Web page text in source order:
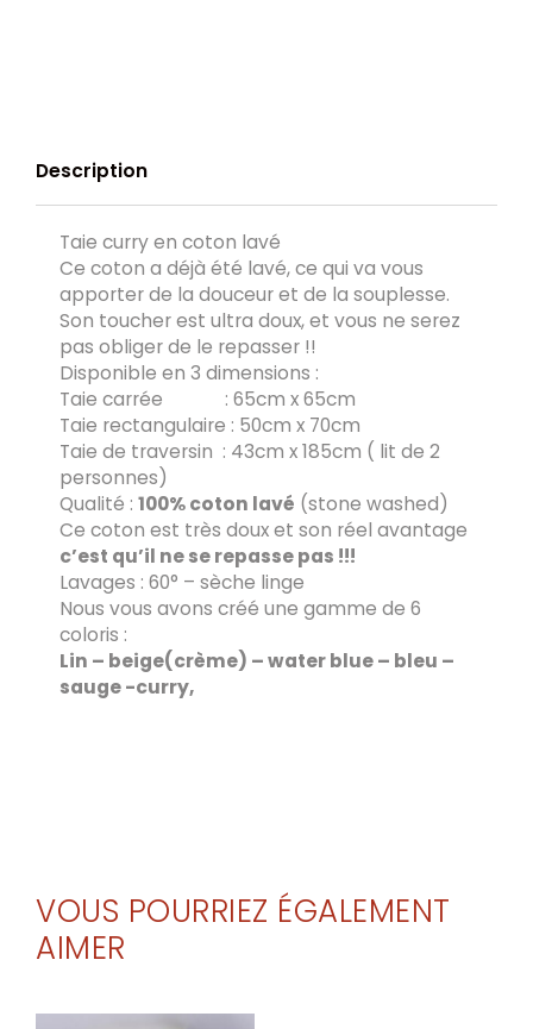
Description
Taie curry en coton lavé
Ce coton a déjà été lavé, ce qui va vous
apporter de la douceur et de la souplesse.
Son toucher est ultra doux, et vous ne serez
pas obliger de le repasser !!
Disponible en 3 dimensions :
Taie carrée : 65cm x 65cm
Taie rectangulaire : 50cm x 70cm
Taie de traversin : 43cm x 185cm ( lit de 2
personnes)
Qualité : 100% coton lavé (stone washed)
Ce coton est très doux et son réel avantage
c’est qu’il ne se repasse pas !!!
Lavages : 60° – sèche linge
Nous vous avons créé une gamme de 6
coloris :
Lin – beige(crème) – water blue – bleu –
sauge -curry,
VOUS POURRIEZ ÉGALEMENT
AIMER